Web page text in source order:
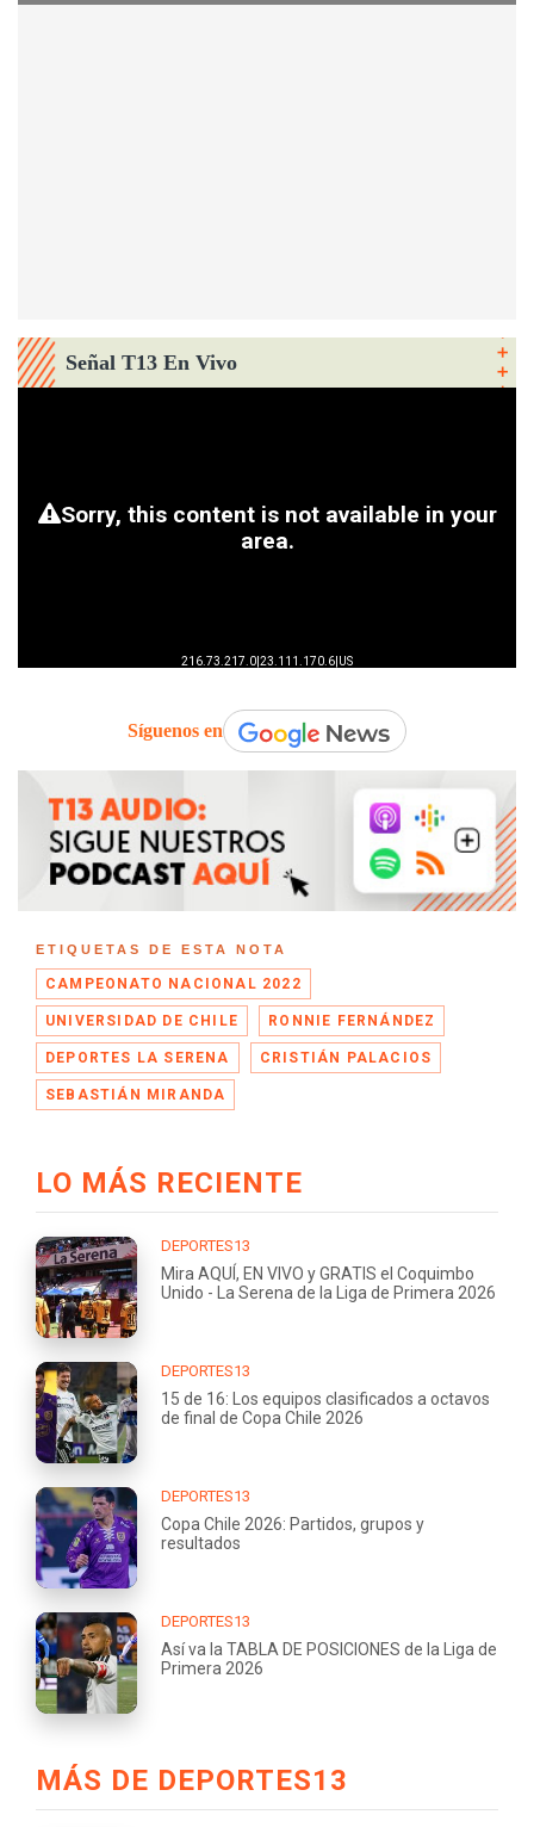
Señal T13 En Vivo
Síguenos en
ETIQUETAS DE ESTA NOTA
CAMPEONATO NACIONAL 2022
UNIVERSIDAD DE CHILE RONNIE FERNÁNDEZ
DEPORTES LA SERENA CRISTIÁN PALACIOS
SEBASTIÁN MIRANDA
LO MÁS RECIENTE
DEPORTES13
Mira AQUÍ, EN VIVO y GRATIS el Coquimbo
Unido - La Serena de la Liga de Primera 2026
DEPORTES13
15 de 16: Los equipos clasificados a octavos
de final de Copa Chile 2026
DEPORTES13
Copa Chile 2026: Partidos, grupos y
resultados
DEPORTES13
Así va la TABLA DE POSICIONES de la Liga de
Primera 2026
MÁS DE DEPORTES13